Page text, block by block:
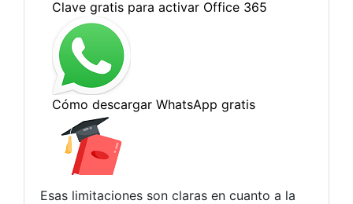
Esas limitaciones son claras en cuanto a la